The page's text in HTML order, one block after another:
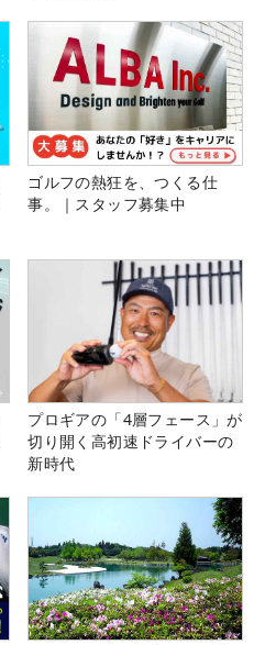
ゴルフの熱狂を、つくる仕
事。｜スタッフ募集中
プロギアの「4層フェース」が
切り開く高初速ドライバーの
新時代